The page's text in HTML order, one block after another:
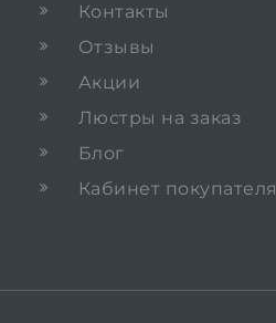
Контакты
Отзывы
Акции
Люстры на заказ
Блог
Кабинет покупателя